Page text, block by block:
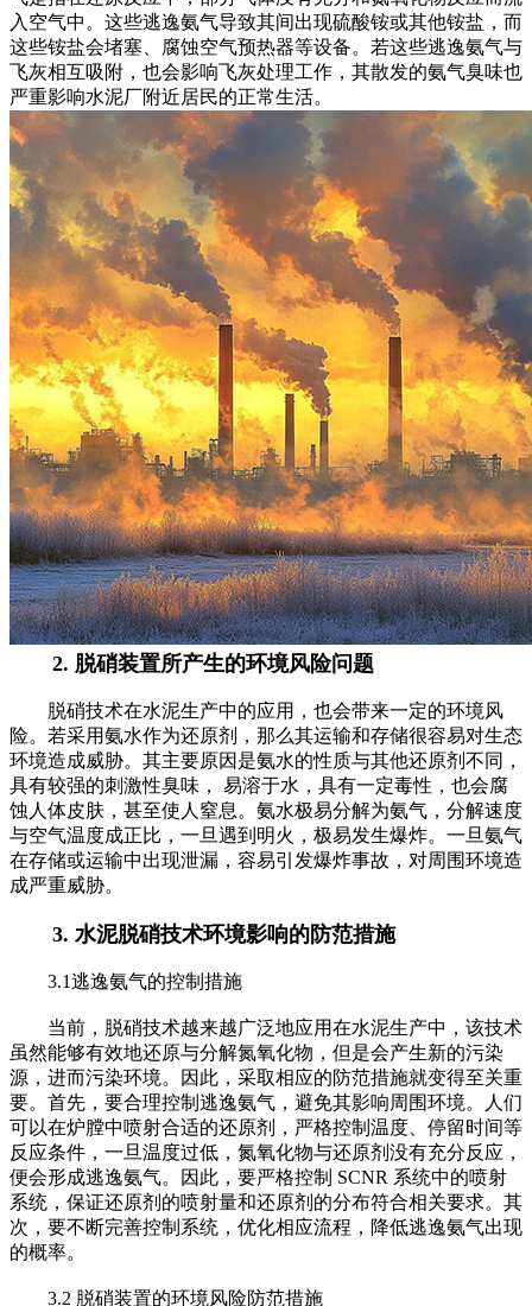
入空气中。这些逃逸氨气导致其间出现硫酸铵或其他铵盐，而
这些铵盐会堵塞、腐蚀空气预热器等设备。若这些逃逸氨气与
飞灰相互吸附，也会影响飞灰处理工作，其散发的氨气臭味也
严重影响水泥厂附近居民的正常生活。
2. 脱硝装置所产生的环境风险问题
脱硝技术在水泥生产中的应用，也会带来一定的环境风
险。若采用氨水作为还原剂，那么其运输和存储很容易对生态
环境造成威胁。其主要原因是氨水的性质与其他还原剂不同，
具有较强的刺激性臭味， 易溶于水，具有一定毒性，也会腐
蚀人体皮肤，甚至使人窒息。氨水极易分解为氨气，分解速度
与空气温度成正比，一旦遇到明火，极易发生爆炸。一旦氨气
在存储或运输中出现泄漏，容易引发爆炸事故，对周围环境造
成严重威胁。
3. 水泥脱硝技术环境影响的防范措施
3.1逃逸氨气的控制措施
当前，脱硝技术越来越广泛地应用在水泥生产中，该技术
虽然能够有效地还原与分解氮氧化物，但是会产生新的污染
源，进而污染环境。因此，采取相应的防范措施就变得至关重
要。首先，要合理控制逃逸氨气，避免其影响周围环境。人们
可以在炉膛中喷射合适的还原剂，严格控制温度、停留时间等
反应条件，一旦温度过低，氮氧化物与还原剂没有充分反应，
便会形成逃逸氨气。因此，要严格控制 SCNR 系统中的喷射
系统，保证还原剂的喷射量和还原剂的分布符合相关要求。其
次，要不断完善控制系统，优化相应流程，降低逃逸氨气出现
的概率。
3.2 脱硝装置的环境风险防范措施